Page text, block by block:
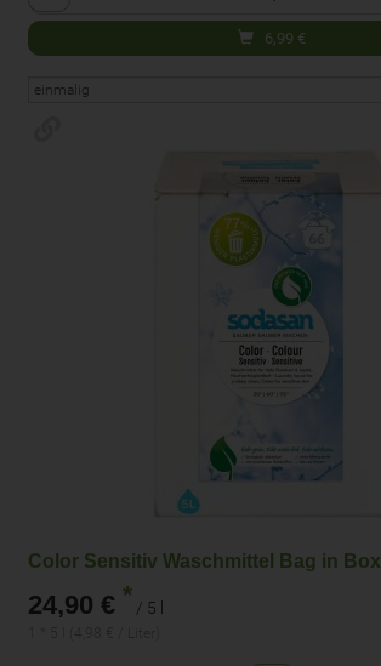
6,99 €
Color Sensitiv Waschmittel Bag in Box
24,90 € * / 5 l